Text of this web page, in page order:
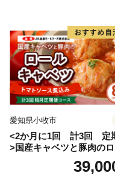
情報を提供します。
寄付決済完了後さと
等の確認方法に関す
※当村は寄付受領証明
ており寄付申込情報
愛知県小牧市
<2か月に1回 計3回 定
>国産キャベツと豚肉の
ルキャベツ（4P入り）